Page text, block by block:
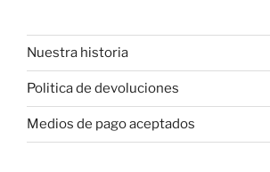
Nuestra historia
Politica de devoluciones
Medios de pago aceptados